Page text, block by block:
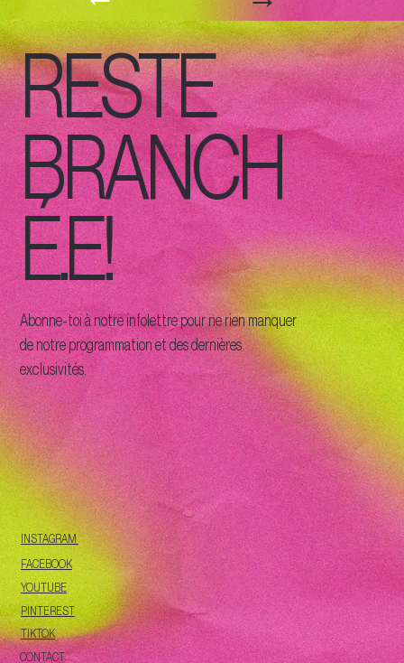
RESTE
BRANCH
É.E!
Abonne-toi à notre infolettre pour ne rien manquer
de notre programmation et des dernières
exclusivités.
INSTAGRAM
FACEBOOK
YOUTUBE
PINTEREST
TIKTOK
CONTACT